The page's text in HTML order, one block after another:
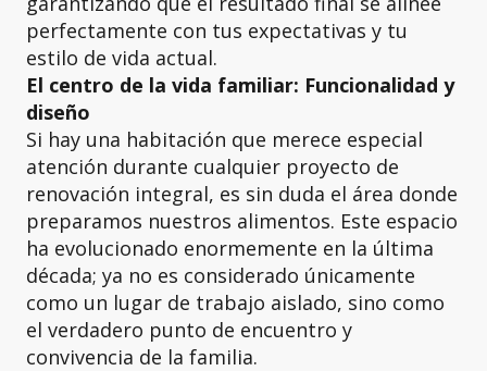
perfectamente con tus expectativas y tu
estilo de vida actual.
El centro de la vida familiar: Funcionalidad y
diseño
Si hay una habitación que merece especial
atención durante cualquier proyecto de
renovación integral, es sin duda el área donde
preparamos nuestros alimentos. Este espacio
ha evolucionado enormemente en la última
década; ya no es considerado únicamente
como un lugar de trabajo aislado, sino como
el verdadero punto de encuentro y
convivencia de la familia.